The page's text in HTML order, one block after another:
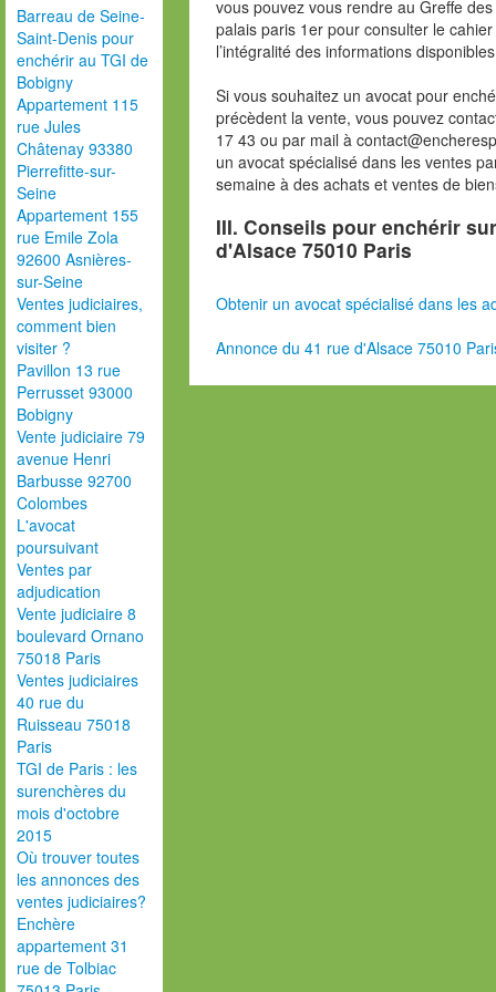
Barreau de Seine-
Saint-Denis pour
enchérir au TGI de
Bobigny
Appartement 115
rue Jules
Châtenay 93380
Pierrefitte-sur-
Seine
Appartement 155
rue Emile Zola
92600 Asnières-
sur-Seine
Ventes judiciaires,
comment bien
visiter ?
Pavillon 13 rue
Perrusset 93000
Bobigny
Vente judiciaire 79
avenue Henri
Barbusse 92700
Colombes
L'avocat
poursuivant
Ventes par
adjudication
Vente judiciaire 8
boulevard Ornano
75018 Paris
Ventes judiciaires
40 rue du
Ruisseau 75018
Paris
TGI de Paris : les
surenchères du
mois d'octobre
2015
Où trouver toutes
les annonces des
ventes judiciaires?
Enchère
appartement 31
rue de Tolbiac
vous pouvez vous rendre au Greffe
palais paris 1er pour consulter le
l’intégralité des informations
Si vous souhaitez un avocat pour
précèdent la vente, vous pouvez
17 43 ou par mail à
un avocat spécialisé dans les ventes
semaine à des achats et ventes de
III. Conseils pour enchérir
d'Alsace 75010 Paris
Obtenir un avocat spécialisé dans les
Annonce du 41 rue d'Alsace 75010